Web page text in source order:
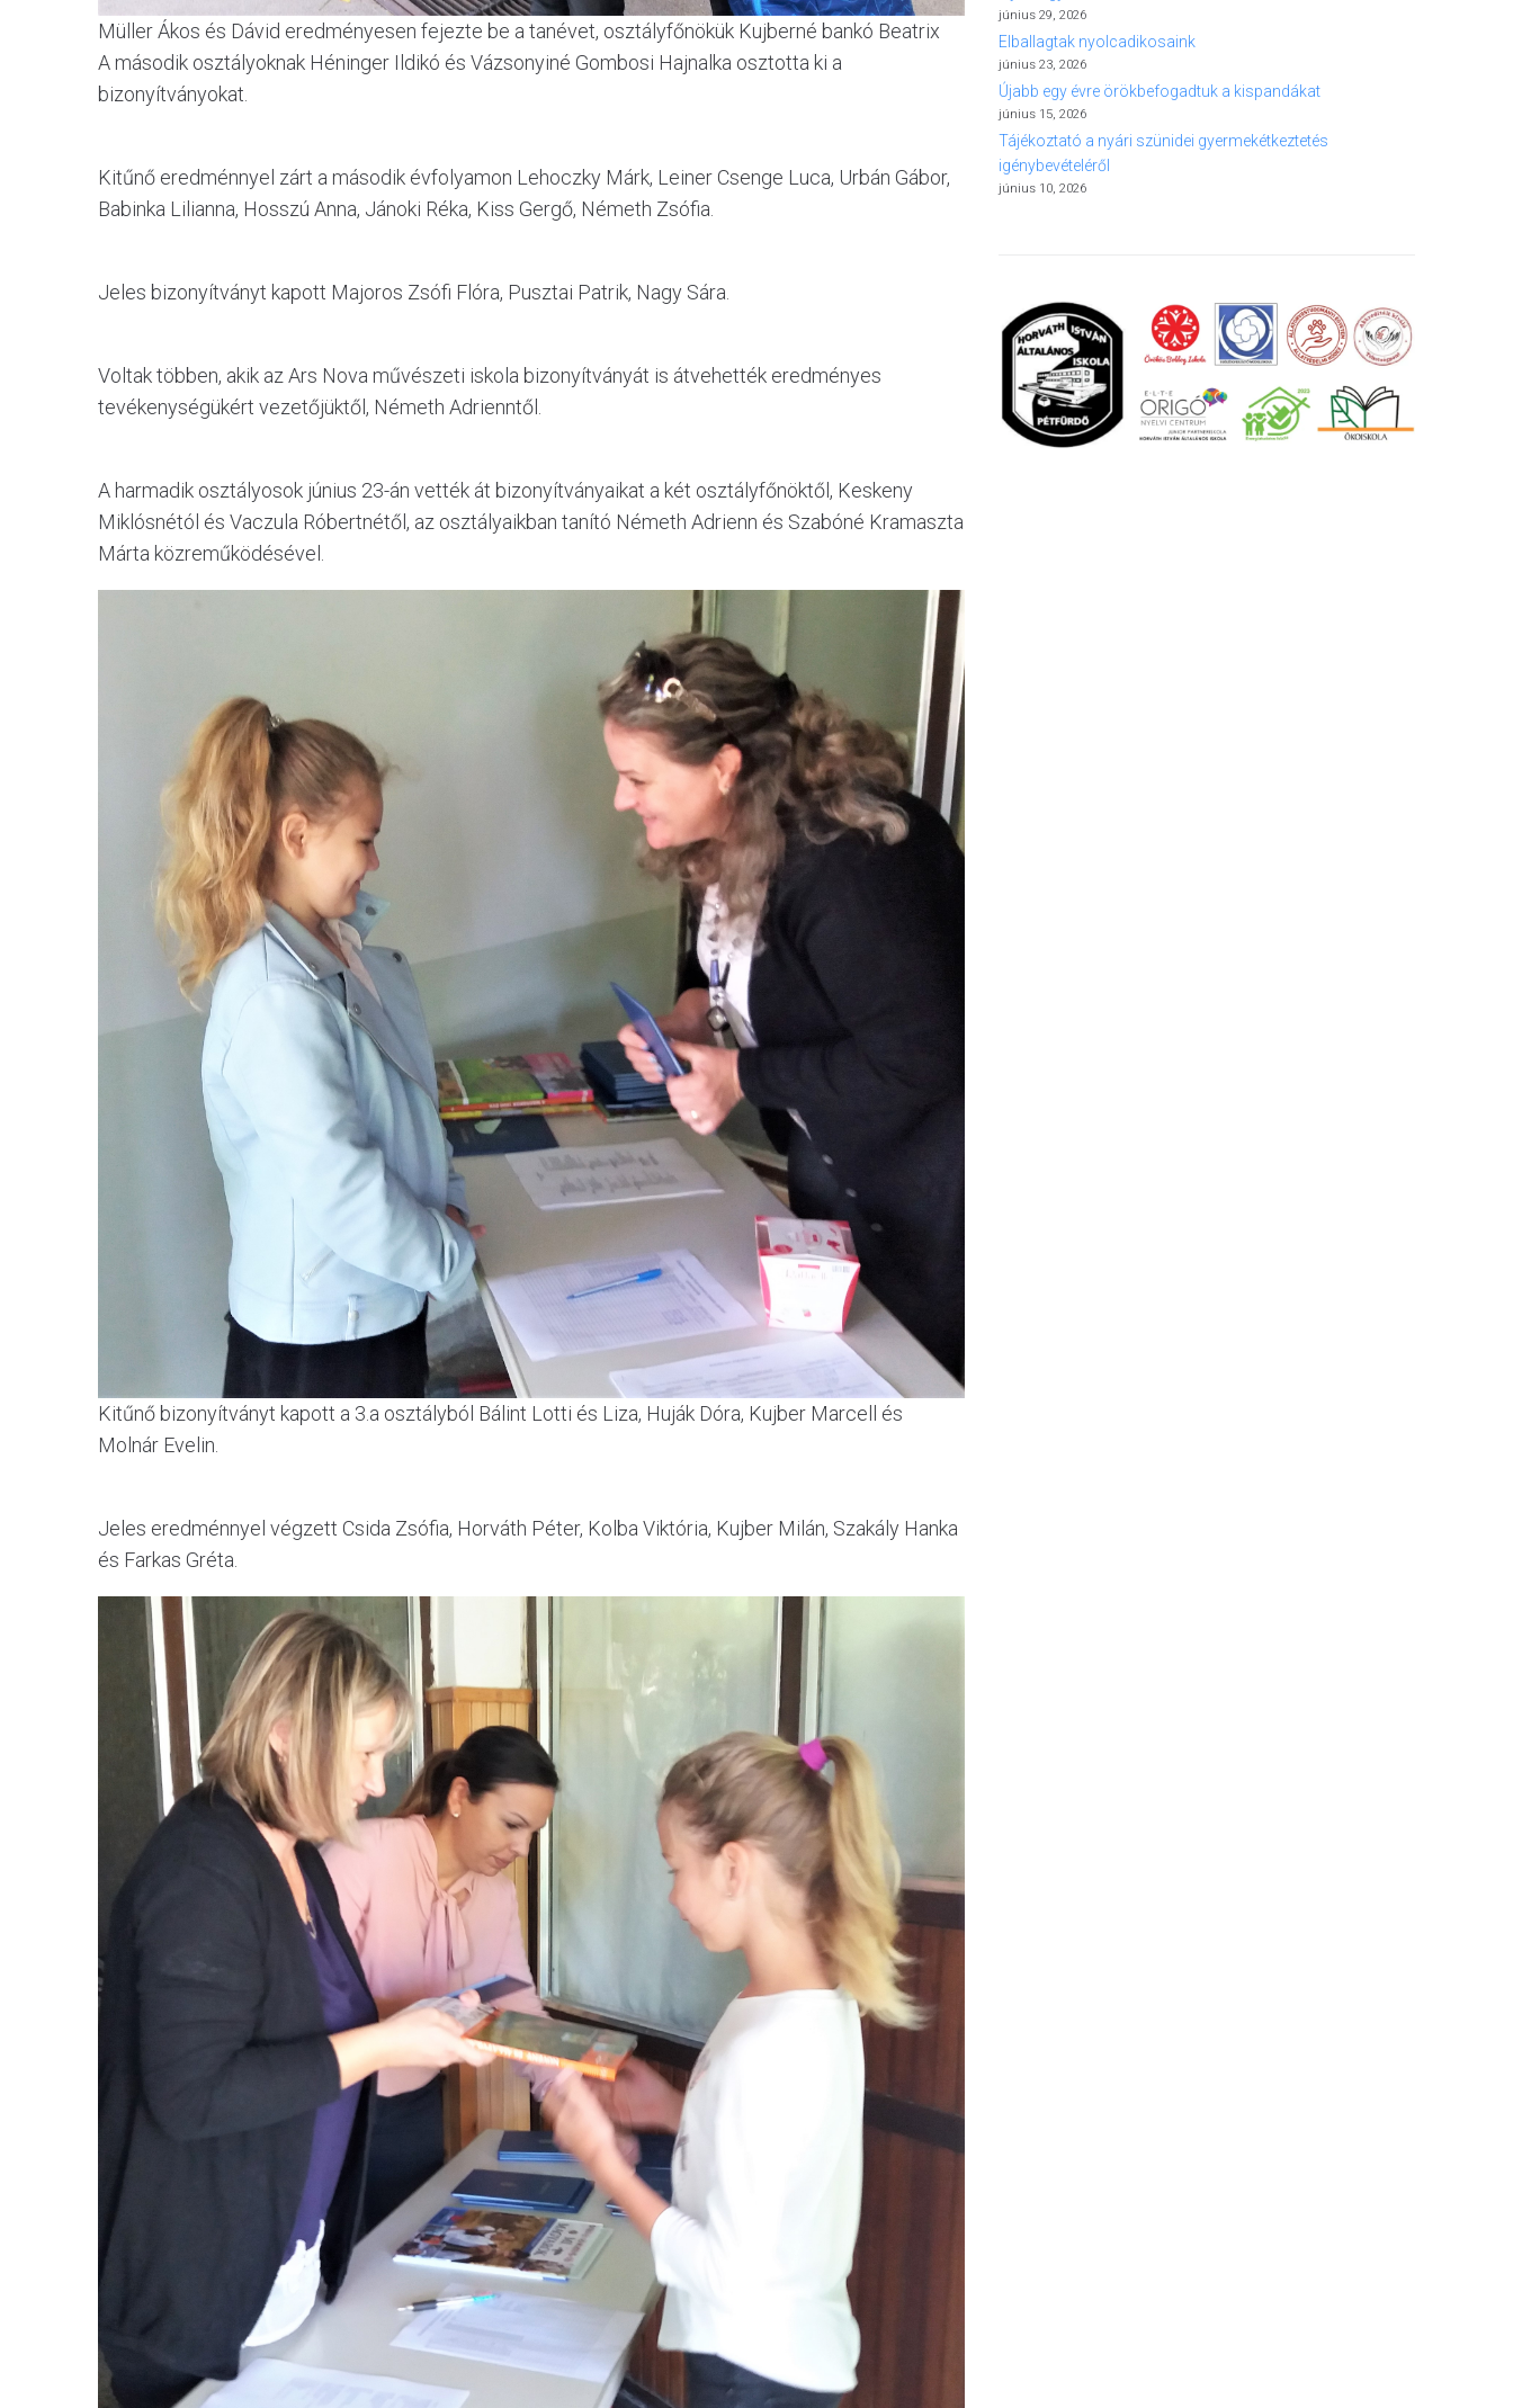
Müller Ákos és Dávid eredményesen fejezte be a tanévet, osztályfőnökük Kujberné bankó Beatrix
A második osztályoknak Héninger Ildikó és Vázsonyiné Gombosi Hajnalka osztotta ki a
bizonyítványokat.
Kitűnő eredménnyel zárt a második évfolyamon Lehoczky Márk, Leiner Csenge Luca, Urbán Gábor,
Babinka Lilianna, Hosszú Anna, Jánoki Réka, Kiss Gergő, Németh Zsófia.
Jeles bizonyítványt kapott Majoros Zsófi Flóra, Pusztai Patrik, Nagy Sára.
Voltak többen, akik az Ars Nova művészeti iskola bizonyítványát is átvehették eredményes
tevékenységükért vezetőjüktől, Németh Adrienntől.
A harmadik osztályosok június 23-án vették át bizonyítványaikat a két osztályfőnöktől, Keskeny
Miklósnétól és Vaczula Róbertnétől, az osztályaikban tanító Németh Adrienn és Szabóné Kramaszta
Márta közreműködésével.
Kitűnő bizonyítványt kapott a 3.a osztályból Bálint Lotti és Liza, Huják Dóra, Kujber Marcell és
Molnár Evelin.
Jeles eredménnyel végzett Csida Zsófia, Horváth Péter, Kolba Viktória, Kujber Milán, Szakály Hanka
és Farkas Gréta.
június 29, 2026
Elballagtak nyolcadikosaink
június 23, 2026
Újabb egy évre örökbefogadtuk a kispandákat
június 15, 2026
Tájékoztató a nyári szünidei gyermekétkeztetés
igénybevételéről
június 10, 2026